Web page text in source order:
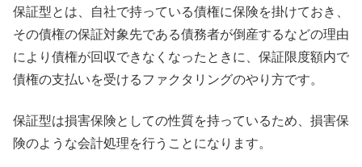
保証型とは、自社で持っている債権に保険を掛けておき、
その債権の保証対象先である債務者が倒産するなどの理由
により債権が回収できなくなったときに、保証限度額内で
債権の支払いを受けるファクタリングのやり方です。
保証型は損害保険としての性質を持っているため、損害保
険のような会計処理を行うことになります。